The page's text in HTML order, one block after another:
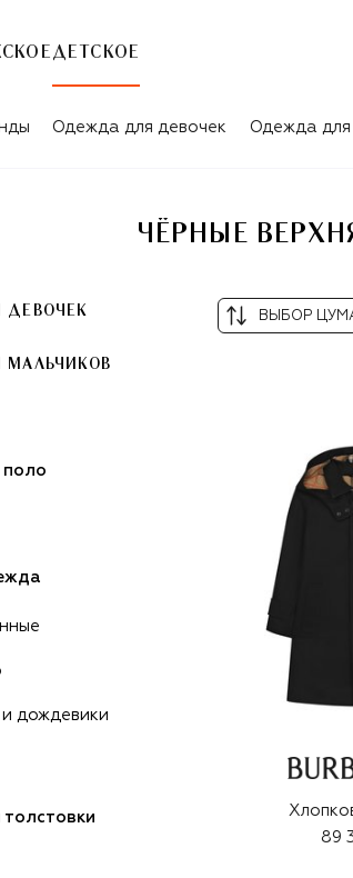
ДЕТСКОЕ
Одежда для девочек Одежда для
ЧЁРНЫЕ
поло
и дождевики
ВЫБОР
89